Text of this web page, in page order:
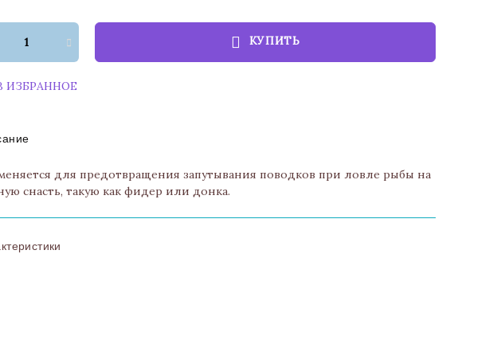
КУПИТЬ
ИЗБРАННОЕ
для предотвращения запутывания поводков при ловле рыбы на
снасть, такую как фидер или донка.